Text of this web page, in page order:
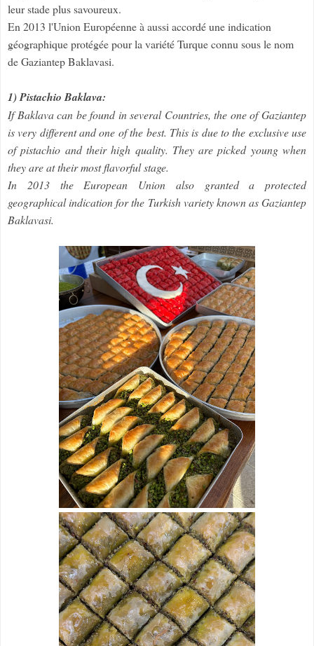
leur stade plus savoureux.
En 2013 l'Union Européenne à aussi accordé une indication
géographique protégée pour la variété Turque connu sous le nom
de Gaziantep Baklavasi.
1) Pistachio Baklava:
If Baklava can be found in several Countries, the one of Gaziantep
is very different and one of the best. This is due to the exclusive use
of pistachio and their high quality. They are picked young when
they are at their most flavorful stage.
In 2013 the European Union also granted a protected
geographical indication for the Turkish variety known as Gaziantep
Baklavasi.